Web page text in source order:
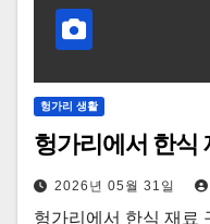
헝가리 생활
헝가리에서 한식
2026년 05월 31일
헝가리에서 한식 재료